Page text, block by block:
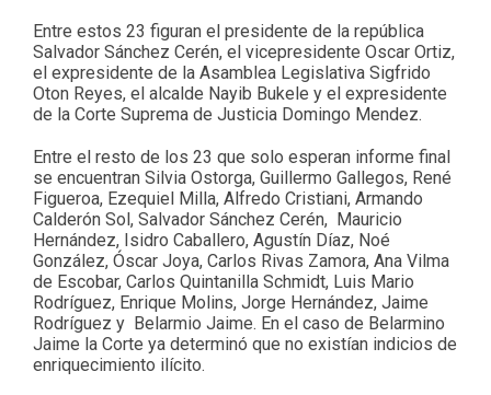
Entre estos 23 figuran el presidente de la república
Salvador Sánchez Cerén, el vicepresidente Oscar Ortiz,
el expresidente de la Asamblea Legislativa Sigfrido
Oton Reyes, el alcalde Nayib Bukele y el expresidente
de la Corte Suprema de Justicia Domingo Mendez.
Entre el resto de los 23 que solo esperan informe final
se encuentran Silvia Ostorga, Guillermo Gallegos, René
Figueroa, Ezequiel Milla, Alfredo Cristiani, Armando
Calderón Sol, Salvador Sánchez Cerén, Mauricio
Hernández, Isidro Caballero, Agustín Díaz, Noé
González, Óscar Joya, Carlos Rivas Zamora, Ana Vilma
de Escobar, Carlos Quintanilla Schmidt, Luis Mario
Rodríguez, Enrique Molins, Jorge Hernández, Jaime
Rodríguez y Belarmio Jaime. En el caso de Belarmino
Jaime la Corte ya determinó que no existían indicios de
enriquecimiento ilícito.